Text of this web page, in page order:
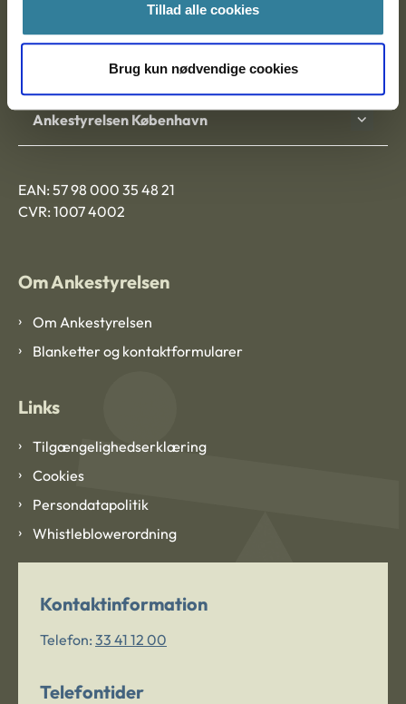
Tillad alle cookies
Brug kun nødvendige cookies
Ankestyrelsen Aalborg
Ankestyrelsen København
EAN: 57 98 000 35 48 21
CVR: 1007 4002
Om Ankestyrelsen
Om Ankestyrelsen
Blanketter og kontaktformularer
Links
Tilgængelighedserklæring
Cookies
Persondatapolitik
Whistleblowerordning
Kontaktinformation
Telefon: 33 41 12 00
Telefontider